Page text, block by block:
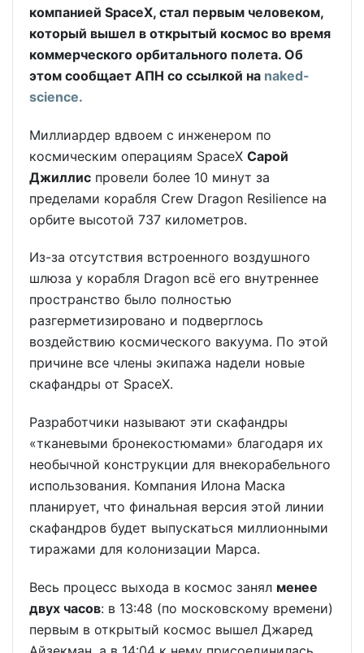
компанией SpaceX, стал первым человеком,
который вышел в открытый космос во время
коммерческого орбитального полета. Об
этом сообщает АПН со ссылкой на naked-
science.
Миллиардер вдвоем с инженером по
космическим операциям SpaceX Сарой
Джиллис провели более 10 минут за
пределами корабля Crew Dragon Resilience на
орбите высотой 737 километров.
Из-за отсутствия встроенного воздушного
шлюза у корабля Dragon всё его внутреннее
пространство было полностью
разгерметизировано и подверглось
воздействию космического вакуума. По этой
причине все члены экипажа надели новые
скафандры от SpaceX.
Разработчики называют эти скафандры
«тканевыми бронекостюмами» благодаря их
необычной конструкции для внекорабельного
использования. Компания Илона Маска
планирует, что финальная версия этой линии
скафандров будет выпускаться миллионными
тиражами для колонизации Марса.
Весь процесс выхода в космос занял менее
двух часов: в 13:48 (по московскому времени)
первым в открытый космос вышел Джаред